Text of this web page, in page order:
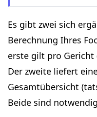
Es gibt zwei sich
Berechnung Ihres
erste gilt pro Gericht
Der zweite liefert
Gesamtübersicht
Beide sind